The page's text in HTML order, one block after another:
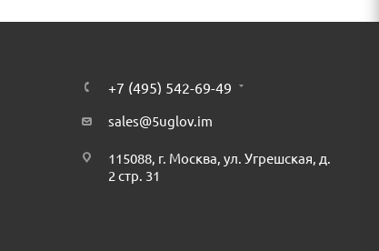
+7 (495) 542-69-49
sales@5uglov.im
115088, г. Москва, ул. Угрешская, д.
2 стр. 31